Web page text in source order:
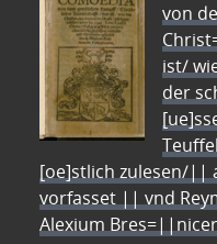
von
ist/
der
[oe]stlich zulesen/||
vorfasset || vnd
Alexium